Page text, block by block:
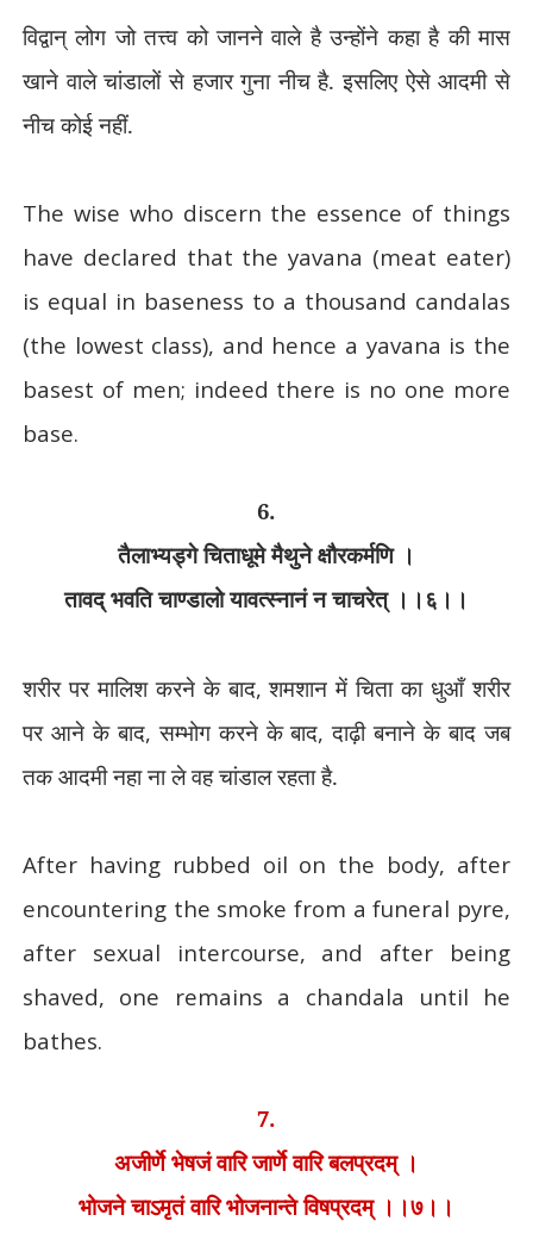
विद्वान् लोग जो तत्त्व को जानने वाले है उन्होंने कहा है की मास
खाने वाले चांडालों से हजार गुना नीच है. इसलिए ऐसे आदमी से
नीच कोई नहीं.
The wise who discern the essence of things
have declared that the yavana (meat eater)
is equal in baseness to a thousand candalas
(the lowest class), and hence a yavana is the
basest of men; indeed there is no one more
base.
6.
तैलाभ्यड्गे चिताधूमे मैथुने क्षौरकर्मणि ।
तावद् भवति चाण्डालो यावत्स्नानं न चाचरेत् ।।६।।
शरीर पर मालिश करने के बाद, शमशान में चिता का धुआँ शरीर
पर आने के बाद,सम्भोग करने के बाद,दाढ़ी बनाने के बाद जब
तक आदमी नहा ना ले वह चांडाल रहता है.
After having rubbed oil on the body, after
encountering the smoke from a funeral pyre,
after sexual intercourse, and after being
shaved, one remains a chandala until he
bathes.
7.
अजीर्णे भेषजं वारि जार्णे वारि बलप्रदम् ।
भोजने चाऽमृतं वारि भोजनान्ते विषप्रदम् ।।७।।